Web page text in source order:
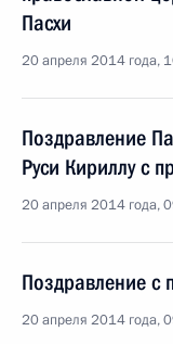
Пасхи
20 апреля 2014 года,
Поздравление
Руси Кириллу с
20 апреля 2014 года,
Поздравление с
20 апреля 2014 года,